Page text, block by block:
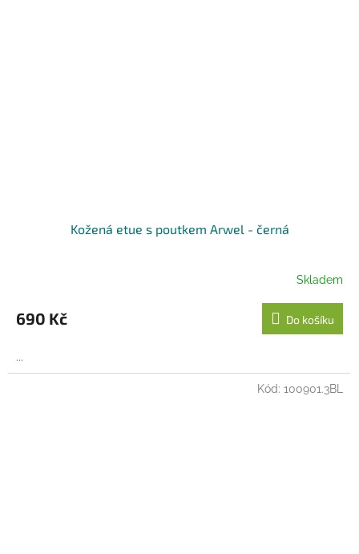
Kožená etue s poutkem Arwel - černá
Skladem
690 Kč Do košíku
...
Kód: 100901.3BL